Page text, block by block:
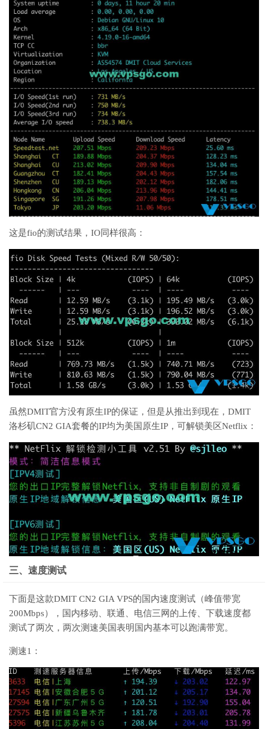
这是fio的测试结果，IO同样很高：
虽然DMIT官方没有原生IP的保证，但是从推出到现在，DMIT
洛杉矶CN2 GIA套餐的IP均为美国原生IP，可解锁美区Netflix：
三、速度测试
下面是这款DMIT CN2 GIA VPS的国内速度测试（峰值带宽
200Mbps），国内移动、联通、电信三网的上传、下载速度都
测试了两次，两次测速美国表明国内基本可以跑满带宽。
测速1：